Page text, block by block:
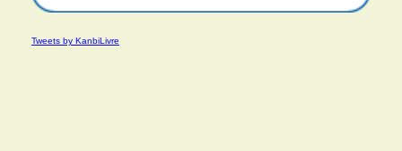
Tweets by KanbiLivre